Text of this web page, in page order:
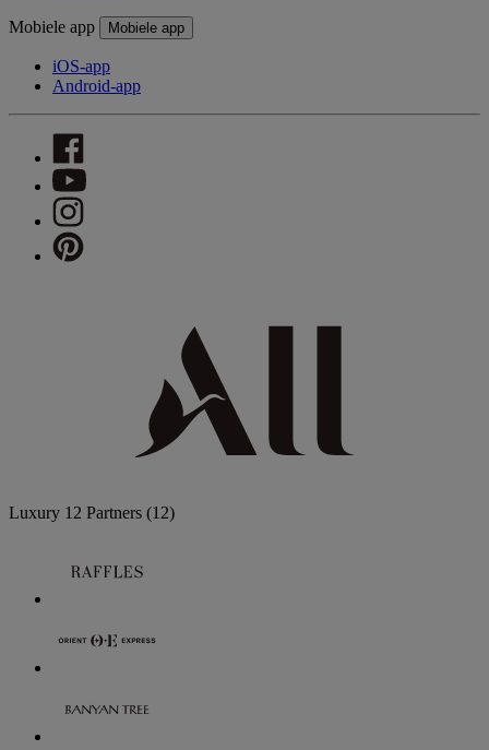
Mobiele app Mobiele app
iOS-app
Android-app
Luxury 12 Partners (12)